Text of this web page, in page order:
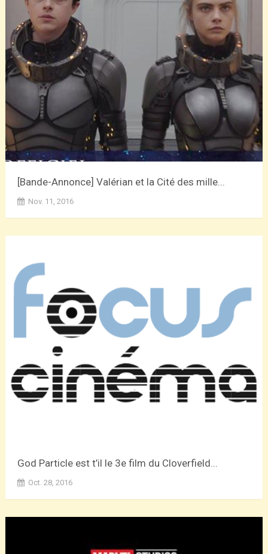
[Bande-Annonce] Valérian et la Cité des mille...
Nov. 11, 2016
God Particle est t’il le 3e film du Cloverfield...
Oct. 28, 2016